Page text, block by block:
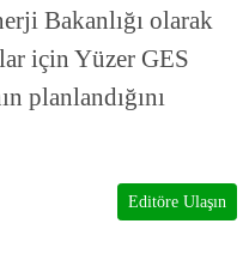
Bakanlığı olarak
için Yüzer GES
planlandığını
Editöre Ulaşın